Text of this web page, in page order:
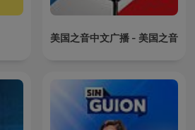
美国之音中文广播 - 美国之音